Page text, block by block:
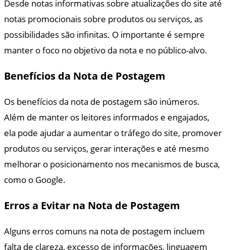
Desde notas informativas sobre atualizações do site até
notas promocionais sobre produtos ou serviços, as
possibilidades são infinitas. O importante é sempre
manter o foco no objetivo da nota e no público-alvo.
Benefícios da Nota de Postagem
Os benefícios da nota de postagem são inúmeros.
Além de manter os leitores informados e engajados,
ela pode ajudar a aumentar o tráfego do site, promover
produtos ou serviços, gerar interações e até mesmo
melhorar o posicionamento nos mecanismos de busca,
como o Google.
Erros a Evitar na Nota de Postagem
Alguns erros comuns na nota de postagem incluem
falta de clareza, excesso de informações, linguagem